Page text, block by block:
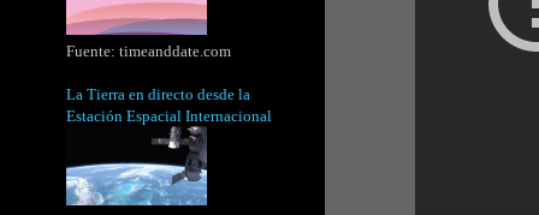
Fuente: timeanddate.com
La Tierra en directo desde la
Estación Espacial Internacional